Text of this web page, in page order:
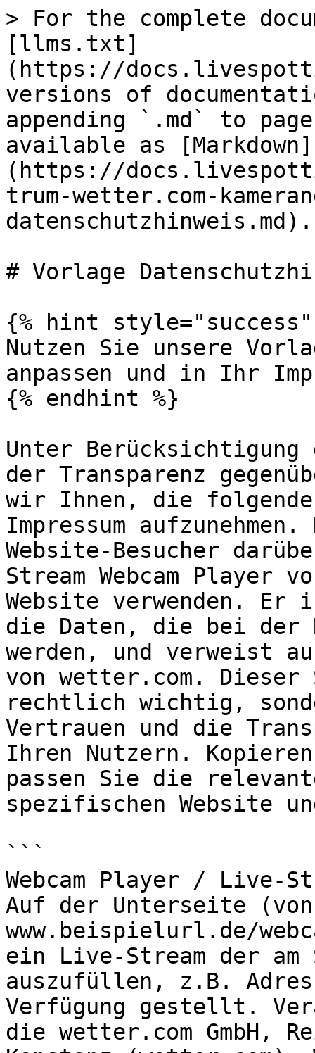
> For the complete
[llms.txt]
(https://
versions of
appending `.md` to
available as [Markdown]
(https://
trum-wetter.com-
datenschutzhinweis.md).
# Vorlage
{% hint style="success"
Nutzen Sie unsere
anpassen und in Ihr
{% endhint %}
Unter Berücksichtigung
der Transparenz
wir Ihnen, die
Impressum
Website-Besucher
Stream Webcam Player
Website verwenden.
die Daten, die bei der
werden, und verweist
von wetter.com.
rechtlich wichtig,
Vertrauen und die
Ihren Nutzern.
passen Sie die
spezifischen Website
```
Webcam Player / Live-
Auf der Unterseite
www.beispielurl.de/
ein Live-Stream der
auszufüllen, z.B.
Verfügung gestellt.
die wetter.com GmbH,